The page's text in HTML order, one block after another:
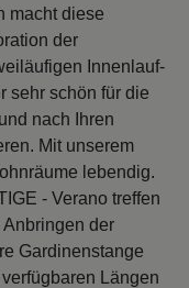
macht diese
der
Innenlauf-
sehr schön für die
nach Ihren
Mit unserem
lebendig.
- Verano treffen
der
Gardinenstange
Längen